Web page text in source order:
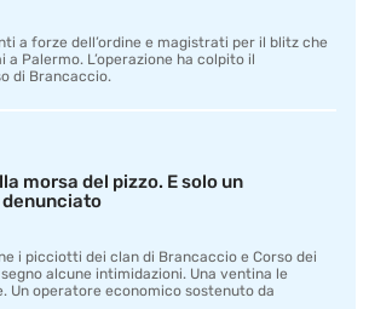
a forze dell’ordine e magistrati per il blitz che
Palermo. L’operazione ha colpito il
di Brancaccio.
morsa del pizzo. E solo un
i picciotti dei clan di Brancaccio e Corso dei
alcune intimidazioni. Una ventina le
Un operatore economico sostenuto da